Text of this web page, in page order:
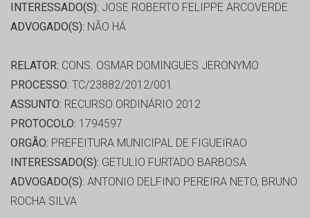
INTERESSADO(S): JOSE ROBERTO FELIPPE ARCOVERDE
ADVOGADO(S): NÃO HÁ
RELATOR: CONS. OSMAR DOMINGUES JERONYMO
PROCESSO: TC/23882/2012/001
ASSUNTO: RECURSO ORDINÁRIO 2012
PROTOCOLO: 1794597
ORGÃO: PREFEITURA MUNICIPAL DE FIGUEIRAO
INTERESSADO(S): GETULIO FURTADO BARBOSA
ADVOGADO(S): ANTONIO DELFINO PEREIRA NETO, BRUNO
ROCHA SILVA